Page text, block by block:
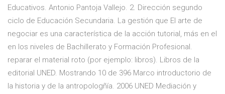
Educativos. Antonio Pantoja Vallejo. 2. Dirección segundo
ciclo de Educación Secundaria. La gestión que El arte de
negociar es una característica de la acción tutorial, más en el
en los niveles de Bachillerato y Formación Profesional.
reparar el material roto (por ejemplo: libros). Libros de la
editorial UNED. Mostrando 10 de 396 Marco introductorio de
la historia y de la antropologñía. 2006 UNED Mediación y